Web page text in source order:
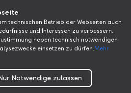
technischen Betrieb der Webseiten auch
und Interessen zu verbessern.
neben technisch notwendigen
einsetzen zu dürfen.Mehr
Notwendige zulassen